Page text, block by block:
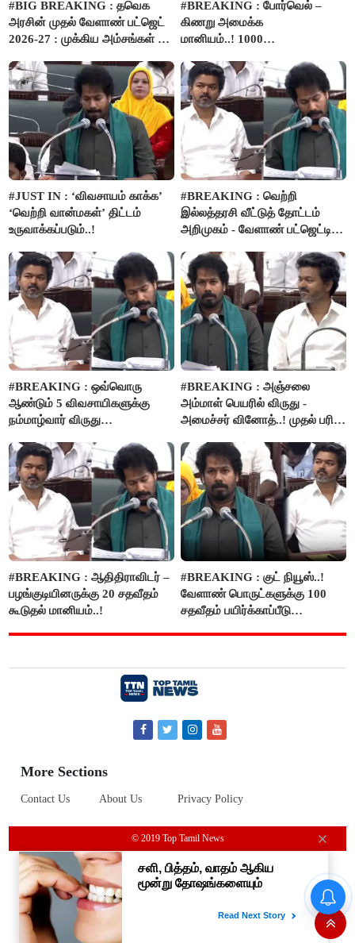
#BIG BREAKING : தவெக
அரசின் முதல் வேளாண் பட்ஜெட்
2026-27 : முக்கிய அம்சங்கள் ஓர்
#BREAKING : போர்வெல் –
கிணறு அமைக்க
மானியம்..! 1000
பம்புசெட் வழங்கப்படும்..!
#JUST IN : ‘விவசாயம் காக்க’
‘வெற்றி வான்மகள்’ திட்டம்
உருவாக்கப்படும்..!
#BREAKING : வெற்றி
இல்லத்தரசி வீட்டுத் தோட்டம்
அறிமுகம் - வேளாண் பட்ஜெட்டில்
#BREAKING : ஒவ்வொரு
ஆண்டும் 5 விவசாயிகளுக்கு
நம்மாழ்வார் விருது
#BREAKING : அஞ்சலை
அம்மாள் பெயரில் விருது -
அமைச்சர் வினோத்..! முதல் பரிசு
#BREAKING : ஆதிதிராவிடர் –
பழங்குடியினருக்கு 20 சதவீதம்
கூடுதல் மானியம்..!
#BREAKING : குட் நியூஸ்..!
வேளாண் பொருட்களுக்கு 100
சதவீதம் பயிர்க்காப்பீடு
More Sections
Contact Us About Us Privacy Policy
© 2019 Top Tamil News
“நிதி நிலைமை சரியான பிறகு
மற்ற திட்டங்கள் அறிவிக்கப்படும்”-
அமைச்சர் நிர்மல்குமார் விளக்கம்